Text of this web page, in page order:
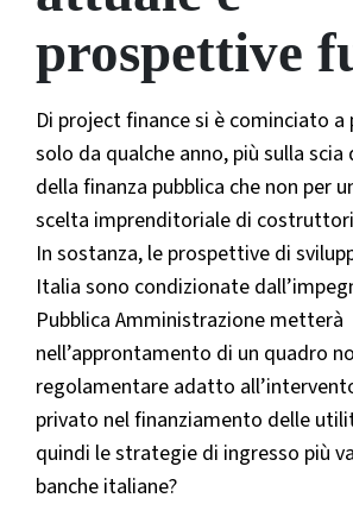
prospettive
Di project finance si è cominciato a
solo da qualche anno, più sulla scia
della finanza pubblica che non per
scelta imprenditoriale di
In sostanza, le prospettive di
Italia sono condizionate
Pubblica Amministrazione metterà
nell’approntamento di un quadro
regolamentare adatto
privato nel finanziamento delle
quindi le strategie di ingresso più
banche italiane?